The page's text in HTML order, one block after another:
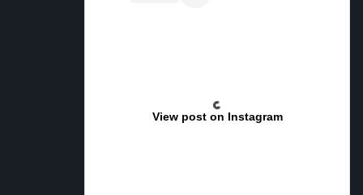
View post on Instagram